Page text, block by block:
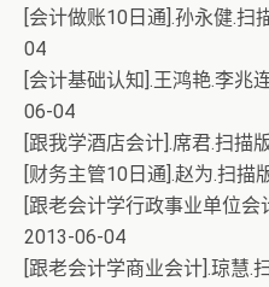
[会计做账10日通].孙永健.
04
[会计基础认知].王鸿艳.李兆
06-04
[跟我学酒店会计].席君.扫描
[财务主管10日通].赵为.扫
[跟老会计学行政事业单位
2013-06-04
[跟老会计学商业会计].琼慧.